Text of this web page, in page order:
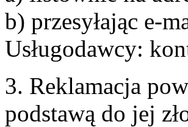
b) przesyłając e-
Usługodawcy:
3. Reklamacja
podstawą do jej